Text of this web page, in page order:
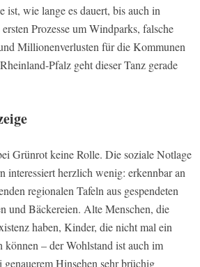
ist, wie lange es dauert, bis auch in
Prozesse um Windparks, falsche
Millionenverlusten für die Kommunen
Pfalz geht dieser Tanz gerade
Grünrot keine Rolle. Die soziale Notlage
interessiert herzlich wenig: erkennbar an
regionalen Tafeln aus gespendeten
und Bäckereien. Alte Menschen, die
haben, Kinder, die nicht mal ein
– der Wohlstand ist auch im
Hinsehen sehr brüchig